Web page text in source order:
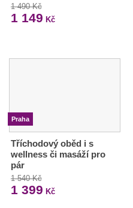
1 490 Kč
1 149 Kč
Praha
Tříchodový oběd i s
wellness či masáží pro
pár
1 540 Kč
1 399 Kč